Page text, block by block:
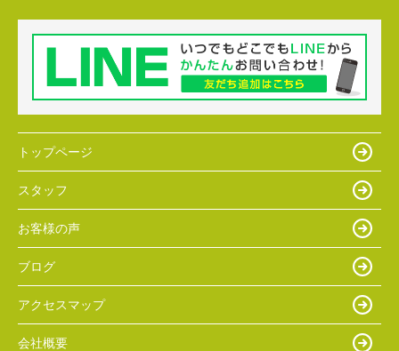
トップページ
スタッフ
お客様の声
ブログ
アクセスマップ
会社概要